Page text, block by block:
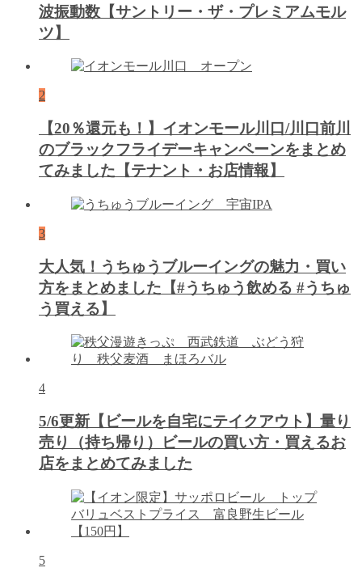
波振動数【サントリー・ザ・プレミアムモル
ツ】
2
【20％還元も！】イオンモール川口/川口前川
のブラックフライデーキャンペーンをまとめ
てみました【テナント・お店情報】
3
大人気！うちゅうブルーイングの魅力・買い
方をまとめました【#うちゅう飲める #うちゅ
う買える】
4
5/6更新【ビールを自宅にテイクアウト】量り
売り（持ち帰り）ビールの買い方・買えるお
店をまとめてみました
5